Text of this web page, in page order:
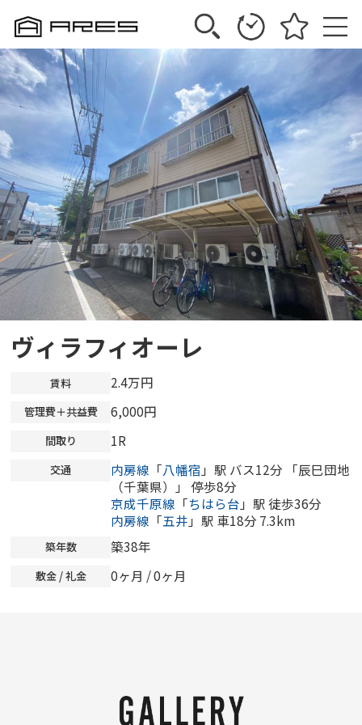
ヴィラフィオーレ
賃料 2.4万円
管理費＋共益費 6,000円
間取り 1R
交通 内房線 「八幡宿 」駅 バス12分 「辰巳団地
（千葉県）」 停歩8分
京成千原線 「ちはら台 」駅 徒歩36分
内房線 「五井 」駅 車18分 7.3km
築年数 築38年
敷金 / 礼金 0ヶ月 /0ヶ月